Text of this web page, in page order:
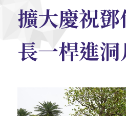
擴大慶祝
長一桿進